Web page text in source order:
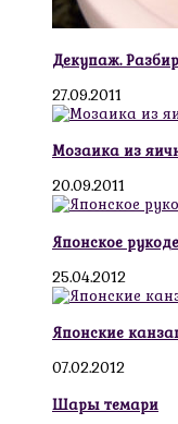
Декупаж.
27.09.2011
Мозаика из
20.09.2011
Японское
25.04.2012
Японские
07.02.2012
Шары темари